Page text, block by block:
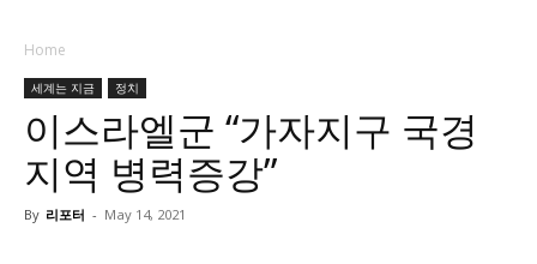
Home
세계는 지금 정치
이스라엘군 “가자지구 국경
지역 병력증강”
By 리포터 - May 14, 2021